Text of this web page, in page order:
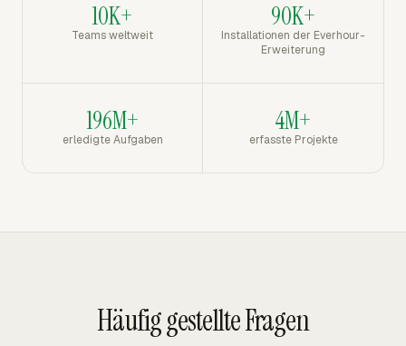
10K+
Teams weltweit
90K+
Installationen der Everhour-
Erweiterung
196M+
erledigte Aufgaben
4M+
erfasste Projekte
Häufig gestellte Fragen